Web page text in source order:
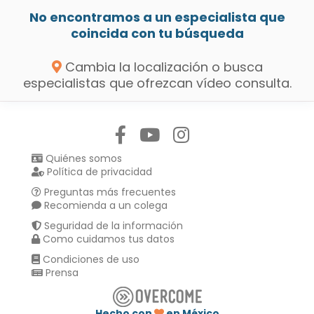
No encontramos a un especialista que
coincida con tu búsqueda
Cambia la localización o busca
especialistas que ofrezcan vídeo consulta.
Quiénes somos
Política de privacidad
Preguntas más frecuentes
Recomienda a un colega
Seguridad de la información
Como cuidamos tus datos
Condiciones de uso
Prensa